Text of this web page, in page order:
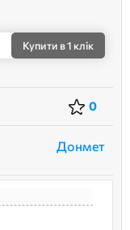
Купити в 1 клік
0
Донмет